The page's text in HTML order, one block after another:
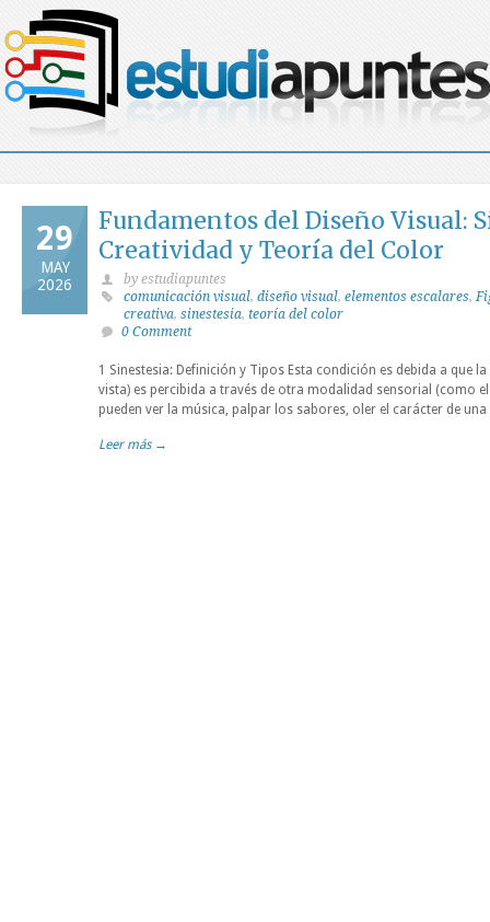
29
MAY
2026
Fundamentos del Diseño Visual:
Creatividad y Teoría del Color
by estudiapuntes
comunicación visual, diseño visual, elementos escalares,
creativa, sinestesia, teoría del color
0 Comment
1 Sinestesia: Definición y Tipos Esta condición es debida a que
vista) es percibida a través de otra modalidad sensorial (como
pueden ver la música, palpar los sabores, oler el carácter de
Leer más →